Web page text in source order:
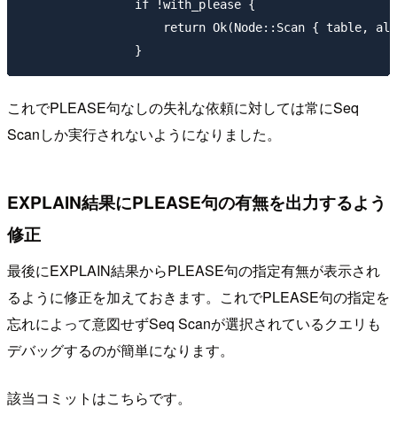
                if !with_please {
return Ok(Node::Scan { table,
これでPLEASE句なしの失礼な依頼に対しては常にSeq
Scanしか実行されないようになりました。
EXPLAIN結果にPLEASE句の有無を出力するよう
修正
最後にEXPLAIN結果からPLEASE句の指定有無が表示され
るように修正を加えておきます。これでPLEASE句の指定を
忘れによって意図せずSeq Scanが選択されているクエリも
デバッグするのが簡単になります。
該当コミットはこちらです。